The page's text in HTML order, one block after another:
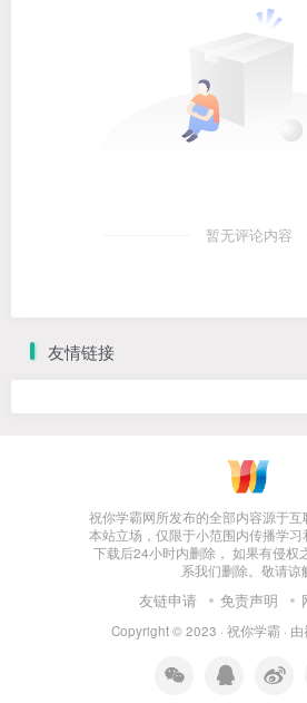
暂无评论内容
友情链接
祝你学霸网所发布的全部内容源于互
本站立场，仅限于小范围内传播学习
下载后24小时内删除， 如果有侵权
系我们删除。敬请谅
友链申请 免责声明
Copyright © 2023 · 祝你学霸 · 由